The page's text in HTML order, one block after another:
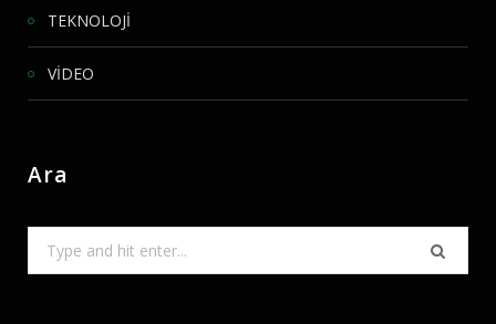
TEKNOLOJİ
VİDEO
Ara
for: